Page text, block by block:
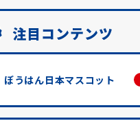
注目コンテンツ
ぼうはん日本マスコット